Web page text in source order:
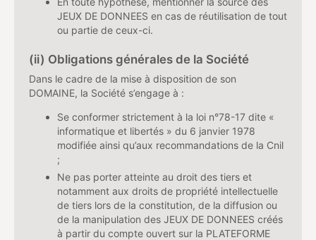
JEUX DE DONNEES en cas de réutilisation de tout
ou partie de ceux-ci.
(ii) Obligations générales de la Société
Dans le cadre de la mise à disposition de son
DOMAINE, la Société s’engage à :
Se conformer strictement à la loi n°78-17 dite «
informatique et libertés » du 6 janvier 1978
modifiée ainsi qu’aux recommandations de la Cnil
;
Ne pas porter atteinte au droit des tiers et
notamment aux droits de propriété intellectuelle
de tiers lors de la constitution, de la diffusion ou
de la manipulation des JEUX DE DONNEES créés
à partir du compte ouvert sur la PLATEFORME